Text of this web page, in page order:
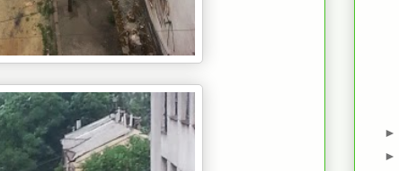
►
►